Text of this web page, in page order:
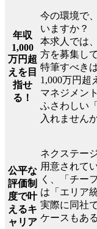
年収
1,000
万円超
えを目
指せ
る！
今の環境で
いますか？
本求人では
方を募集し
特筆すべき
1,000万円超
マネジメン
ふさわしい
入れません
公平な
評価制
度で叶
えるキ
ャリア
ネクステー
用意されて
く、「チー
は「エリア
実際に同社
ケースもあ